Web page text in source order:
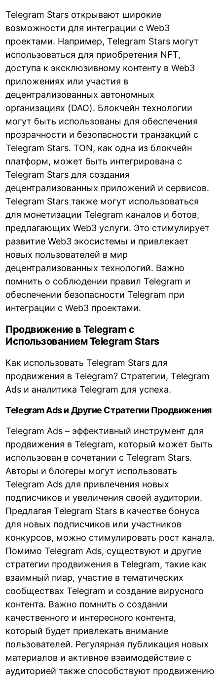
Telegram Stars открывают широкие
возможности для интеграции с Web3
проектами. Например, Telegram Stars могут
использоваться для приобретения NFT,
доступа к эксклюзивному контенту в Web3
приложениях или участия в
децентрализованных автономных
организациях (DAO). Блокчейн технологии
могут быть использованы для обеспечения
прозрачности и безопасности транзакций с
Telegram Stars. TON, как одна из блокчейн
платформ, может быть интегрирована с
Telegram Stars для создания
децентрализованных приложений и сервисов.
Telegram Stars также могут использоваться
для монетизации Telegram каналов и ботов,
предлагающих Web3 услуги. Это стимулирует
развитие Web3 экосистемы и привлекает
новых пользователей в мир
децентрализованных технологий. Важно
помнить о соблюдении правил Telegram и
обеспечении безопасности Telegram при
интеграции с Web3 проектами.
Продвижение в Telegram с
Использованием Telegram Stars
Как использовать Telegram Stars для
продвижения в Telegram? Стратегии, Telegram
Ads и аналитика Telegram для успеха.
Telegram Ads и Другие Стратегии Продвижения
Telegram Ads – эффективный инструмент для
продвижения в Telegram, который может быть
использован в сочетании с Telegram Stars.
Авторы и блогеры могут использовать
Telegram Ads для привлечения новых
подписчиков и увеличения своей аудитории.
Предлагая Telegram Stars в качестве бонуса
для новых подписчиков или участников
конкурсов, можно стимулировать рост канала.
Помимо Telegram Ads, существуют и другие
стратегии продвижения в Telegram, такие как
взаимный пиар, участие в тематических
сообществах Telegram и создание вирусного
контента. Важно помнить о создании
качественного и интересного контента,
который будет привлекать внимание
пользователей. Регулярная публикация новых
материалов и активное взаимодействие с
аудиторией также способствуют продвижению